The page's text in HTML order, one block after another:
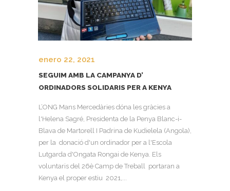
enero 22, 2021
SEGUIM AMB LA CAMPANYA D’
ORDINADORS SOLIDARIS PER A KENYA
L’ONG Mans Mercedàries dóna les gràcies a
l'Helena Sagré, Presidenta de la Penya Blanc-i-
Blava de Martorell I Padrina de Kudielela (Angola),
per la donació d'un ordinador per a l'Escola
Lutgarda d'Ongata Rongai de Kenya. Els
voluntaris del 26è Camp de Treball portaran a
Kenya el proper estiu 2021,...